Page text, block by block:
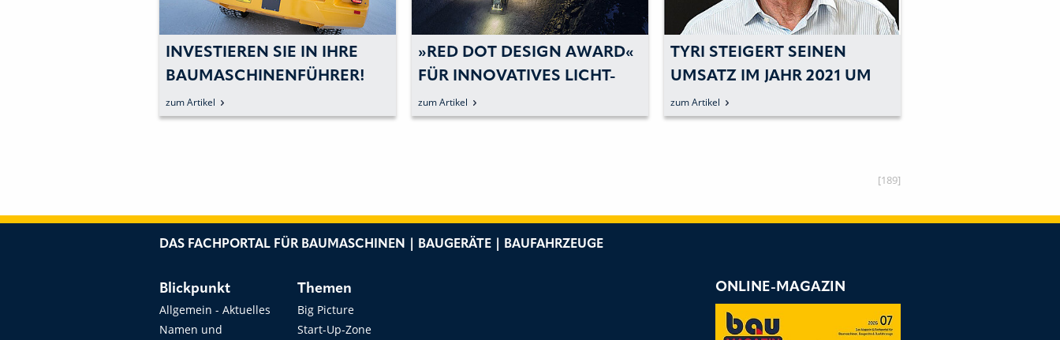
INVESTIEREN SIE IN IHRE
BAUMASCHINENFÜHRER!
zum Artikel
»RED DOT DESIGN AWARD«
FÜR INNOVATIVES LICHT-
DESIGN UND APP
zum Artikel
TYRI STEIGERT SEINEN
UMSATZ IM JAHR 2021 UM
35 %
zum Artikel
[189]
DAS FACHPORTAL FÜR BAUMASCHINEN | BAUGERÄTE | BAUFAHRZEUGE
Blickpunkt
Allgemein - Aktuelles
Namen und
Themen
Big Picture
Start-Up-Zone
ONLINE-MAGAZIN